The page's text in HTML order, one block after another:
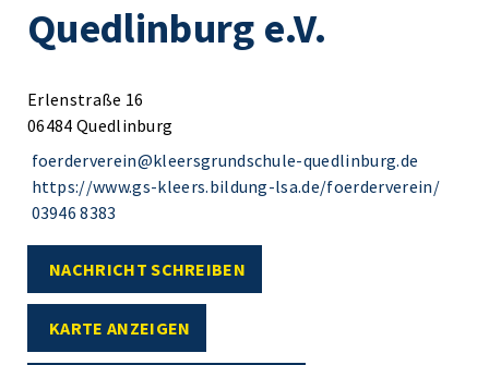
Quedlinburg e.V.
Erlenstraße 16
06484 Quedlinburg
foerderverein@kleersgrundschule-quedlinburg.de
https://www.gs-kleers.bildung-lsa.de/foerderverein/
03946 8383
NACHRICHT SCHREIBEN
KARTE ANZEIGEN